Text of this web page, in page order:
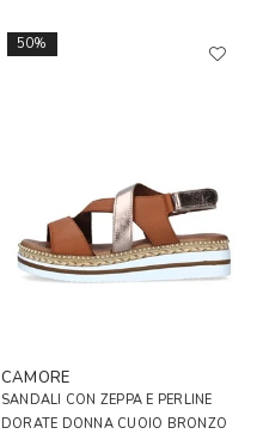
50%
CAMORE
SANDALI CON ZEPPA E PERLINE
DORATE DONNA CUOIO BRONZO